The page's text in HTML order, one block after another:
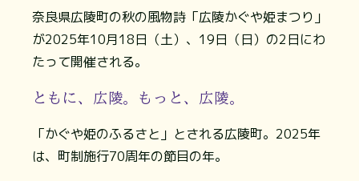
奈良県広陵町の秋の風物詩「広陵かぐや姫まつり」
が2025年10月18日（土）、19日（日）の2日にわ
たって開催される。
ともに、広陵。もっと、広陵。
「かぐや姫のふるさと」とされる広陵町。2025年
は、町制施行70周年の節目の年。